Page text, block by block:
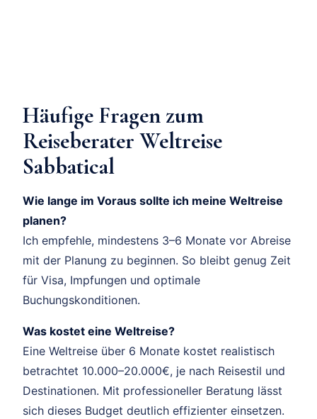
Häufige Fragen zum
Reiseberater Weltreise
Sabbatical
Wie lange im Voraus sollte ich meine Weltreise
planen?
Ich empfehle, mindestens 3–6 Monate vor Abreise
mit der Planung zu beginnen. So bleibt genug Zeit
für Visa, Impfungen und optimale
Buchungskonditionen.
Was kostet eine Weltreise?
Eine Weltreise über 6 Monate kostet realistisch
betrachtet 10.000–20.000€, je nach Reisestil und
Destinationen. Mit professioneller Beratung lässt
sich dieses Budget deutlich effizienter einsetzen.